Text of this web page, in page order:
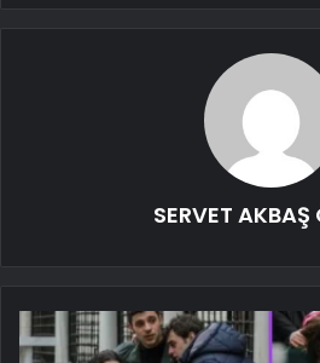
SERVET AKBAŞ